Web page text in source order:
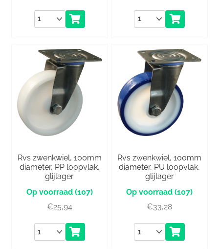
Aantal Aantal
Rvs zwenkwiel, 100mm
diameter, PP loopvlak,
glijlager
(107)
€25,94
Aantal
Rvs zwenkwiel, 100mm
diameter, PU loopvlak,
glijlager
(107)
€33,28
Aantal